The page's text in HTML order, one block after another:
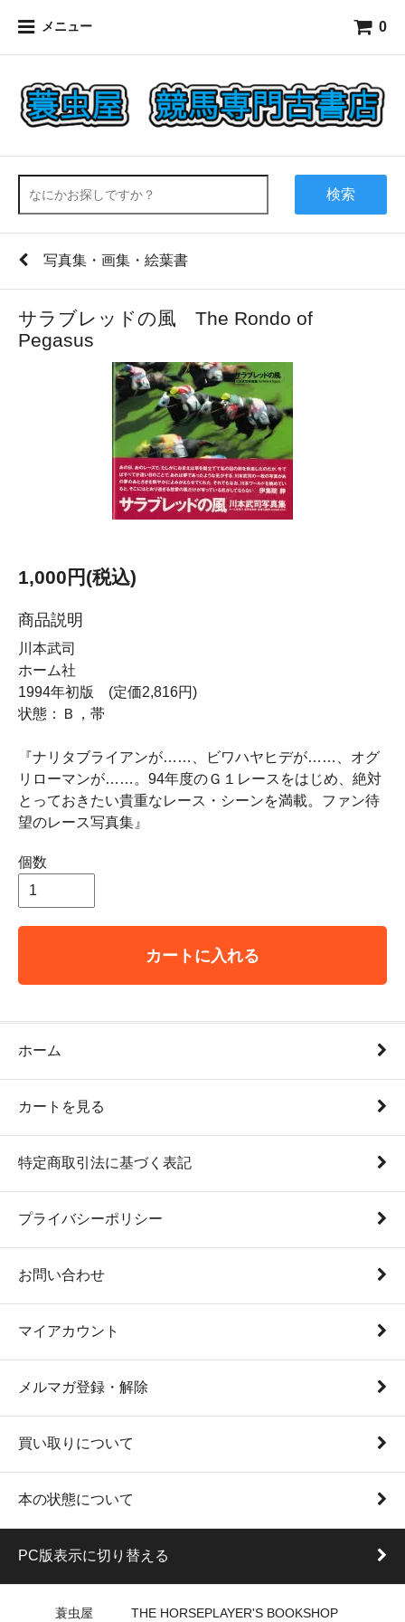
メニュー 0
検索
写真集・画集・絵葉書
サラブレッドの風 The Rondo of
Pegasus
1,000円(税込)
商品説明
川本武司
ホーム社
1994年初版 (定価2,816円)
状態：Ｂ，帯
『ナリタブライアンが……、ビワハヤヒデが……、オグ
リローマンが……。94年度のＧ１レースをはじめ、絶対
とっておきたい貴重なレース・シーンを満載。ファン待
望のレース写真集』
個数
カートに入れる
ホーム
カートを見る
特定商取引法に基づく表記
プライバシーポリシー
お問い合わせ
マイアカウント
メルマガ登録・解除
買い取りについて
本の状態について
PC版表示に切り替える
蓑虫屋 THE HORSEPLAYER'S BOOKSHOP